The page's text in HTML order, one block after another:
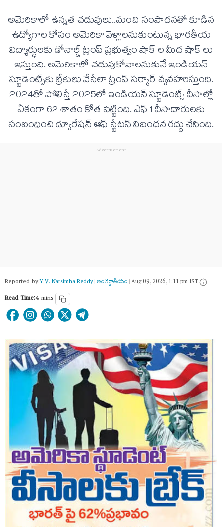
అమెరికాలో ఉన్నత చదువులు..మంచి సంపాదనతో కూడిన
ఉద్యోగాల కోసం అమెరికా వెళ్లాలనుకుంటున్న భారతీయ
విద్యార్ధులకు డోనాల్డ్ ట్రంప్ ప్రభుత్వం షాక్ ల మీద షాక్ లు
ఇస్తుంది. అమెరికాలో చదువుకోవాలనుకునే ఇండియన్
స్టూడెంట్స్‌కు బ్రేకులు వేసేలా ట్రంప్ సర్కార్ వ్యవహరిస్తుంది.
2024తో పోలిస్తే 2025లో ఇండియన్ స్టూడెంట్స్ వీసాల్లో
ఏకంగా 62 శాతం కోత పెట్టింది. ఎఫ్ 1 వీసాదారులకు
సంబంధించి డ్యూరేషన్ ఆఫ్ స్టేటస్ నిబంధన రద్దు చేసింది.
Reported by:Y.V. Narsimha Reddy|అంత‌ర్జాతీయం|Aug 09, 2026, 1:11 pm IST
Read Time:4 mins